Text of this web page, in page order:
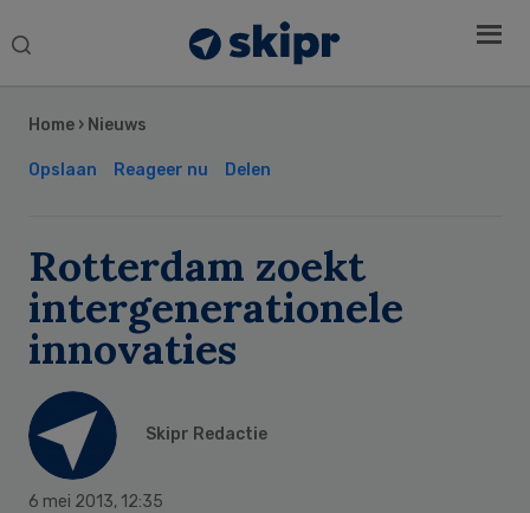
Search
Home › Nieuws
Opslaan Reageer nu Delen
Rotterdam zoekt
intergenerationele
innovaties
Skipr Redactie
6 mei 2013, 12:35
Sidebar